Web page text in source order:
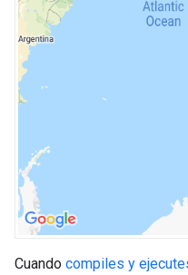
Cuando compiles y